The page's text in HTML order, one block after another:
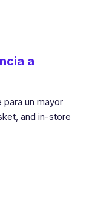
a
para un mayor
and in-store